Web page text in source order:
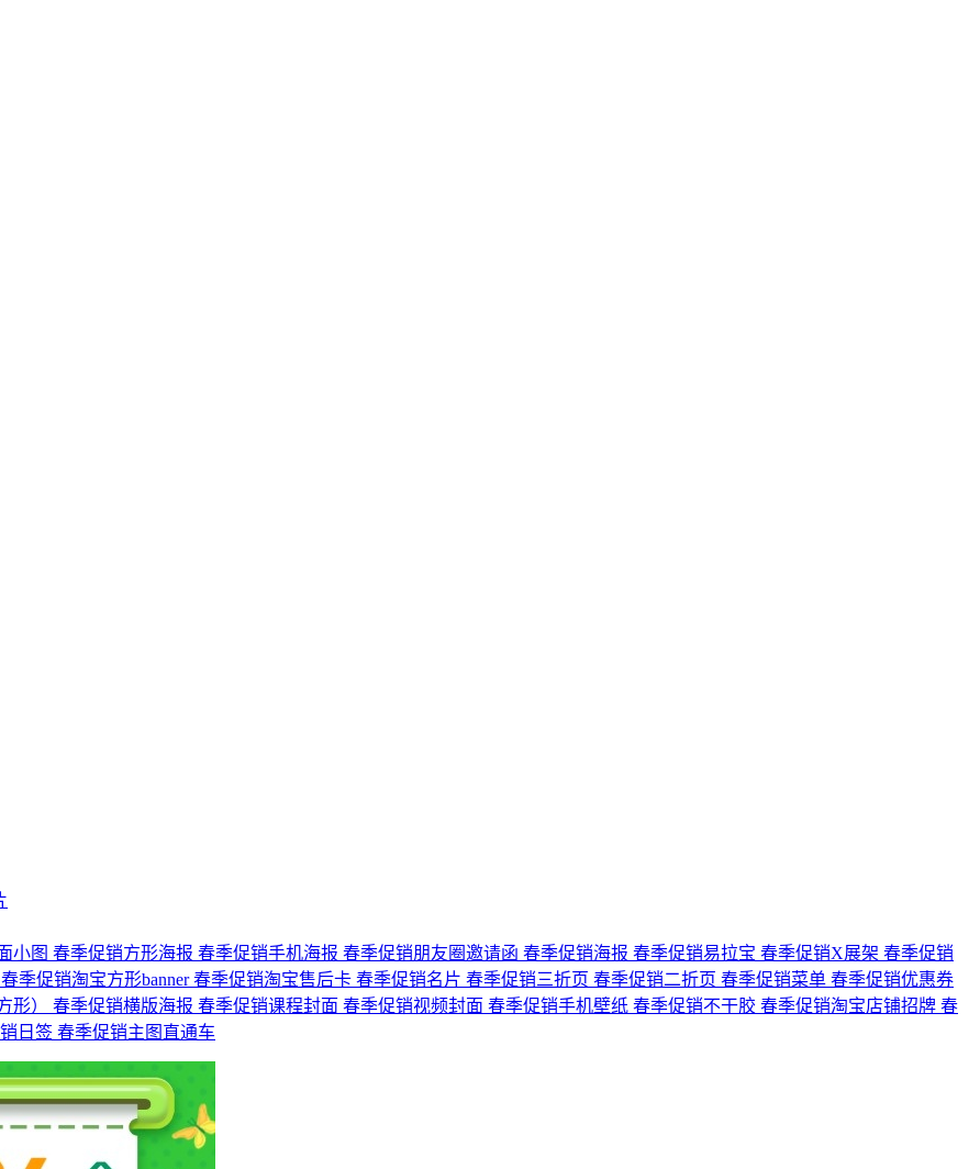
小图 春季促销方形海报 春季促销手机海报 春季促销朋友圈邀请函 春季促销海报 春季促销易拉宝 春季促销X展架 春季促销
春季促销淘宝方形banner春季促销淘宝售后卡 春季促销名片 春季促销三折页 春季促销二折页 春季促销菜单 春季促销优惠券
形） 春季促销横版海报 春季促销课程封面 春季促销视频封面 春季促销手机壁纸 春季促销不干胶 春季促销淘宝店铺招牌 春
日签 春季促销主图直通车